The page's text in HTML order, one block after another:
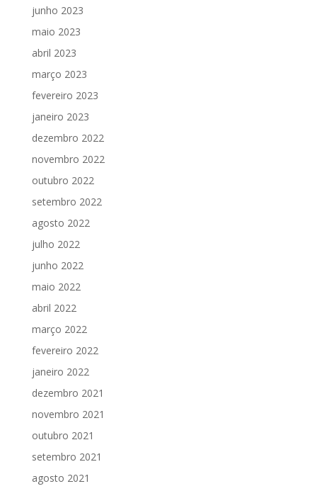
junho 2023
maio 2023
abril 2023
março 2023
fevereiro 2023
janeiro 2023
dezembro 2022
novembro 2022
outubro 2022
setembro 2022
agosto 2022
julho 2022
junho 2022
maio 2022
abril 2022
março 2022
fevereiro 2022
janeiro 2022
dezembro 2021
novembro 2021
outubro 2021
setembro 2021
agosto 2021